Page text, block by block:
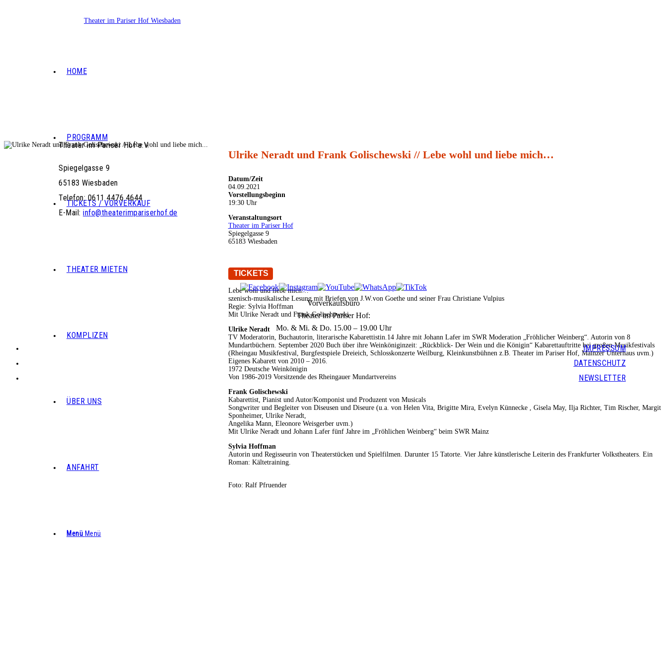
HOME
PROGRAMM
TICKETS / VORVERKAUF
THEATER MIETEN
KOMPLIZEN
ÜBER UNS
ANFAHRT
Menü Menü
Ulrike Neradt und Frank Golischewski // Lebe wohl und liebe mich…
Datum/Zeit
04.09.2021
Vorstellungsbeginn
19:30 Uhr
Veranstaltungsort
Theater im Pariser Hof
Spiegelgasse 9
65183 Wiesbaden
TICKETS
Lebe wohl und liebe mich…
szenisch-musikalische Lesung mit Briefen von J.W.von Goethe und seiner Frau Christiane Vulpius
Regie: Sylvia Hoffman
Mit Ulrike Neradt und Frank Golischewski
Ulrike Neradt
TV Moderatorin, Buchautorin, literarische Kabarettistin.14 Jahre mit Johann Lafer im SWR Moderation „Fröhlicher Weinberg“. Autorin von 8
Mundartbüchern. September 2020 Buch über ihre Weinköniginzeit: „Rückblick- Der Wein und die Königin“ Kabarettauftritte bei großen Musikfestivals
(Rheingau Musikfestival, Burgfestspiele Dreieich, Schlosskonzerte Weilburg, Kleinkunstbühnen z.B. Theater im Pariser Hof, Mainzer Unterhaus uvm.)
Eigenes Kabarett von 2010 – 2016.
1972 Deutsche Weinkönigin
Von 1986-2019 Vorsitzende des Rheingauer Mundartvereins
Frank Golischewski
Kabarettist, Pianist und Autor/Komponist und Produzent von Musicals
Songwriter und Begleiter von Diseusen und Diseure (u.a. von Helen Vita, Brigitte Mira, Evelyn Künnecke , Gisela May, Ilja Richter, Tim Rischer, Margit
Sponheimer, Ulrike Neradt,
Angelika Mann, Eleonore Weisgerber uvm.)
Mit Ulrike Neradt und Johann Lafer fünf Jahre im „Fröhlichen Weinberg“ beim SWR Mainz
Sylvia Hoffman
Autorin und Regisseurin von Theaterstücken und Spielfilmen. Darunter 15 Tatorte. Vier Jahre künstlerische Leiterin des Frankfurter Volkstheaters. Ein
Roman: Kältetraining.
Foto: Ralf Pfruender
Theater im Pariser Hof e.V.
Spiegelgasse 9
65183 Wiesbaden
Telefon: 0611 4476 4644
E-Mail: info@theaterimpariserhof.de
Vorverkaufsbüro
Theater im Pariser Hof:
Mo. & Mi. & Do. 15.00 – 19.00 Uhr
IMPRESSUM
DATENSCHUTZ
NEWSLETTER